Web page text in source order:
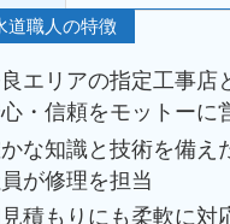
道職人の特徴
エリアの指定工事店
・信頼をモットーに
な知識と技術を備え
が修理を担当
積もりにも柔軟に対